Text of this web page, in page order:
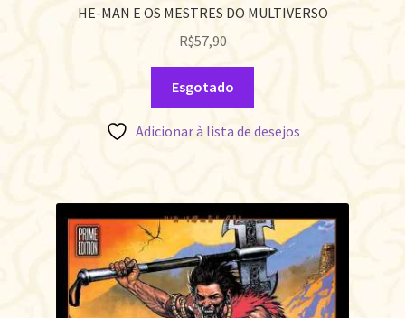
HE-MAN E OS MESTRES DO MULTIVERSO
R$57,90
Esgotado
Adicionar à lista de desejos